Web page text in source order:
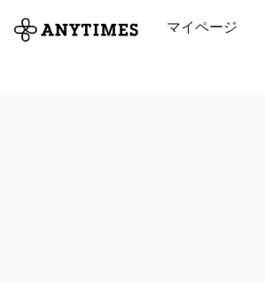
マイページ
全て 修理・組立